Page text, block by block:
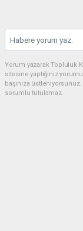
Yorum yazarak Topluluk
sitesine yaptığınız
başınıza
sorumlu tutulamaz.